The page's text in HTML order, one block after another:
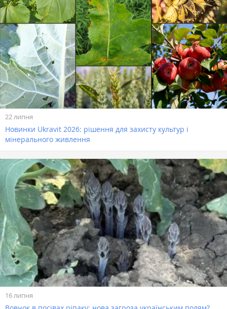
22 липня
Новинки Ukravit 2026: рішення для захисту культур і
мінерального живлення
16 липня